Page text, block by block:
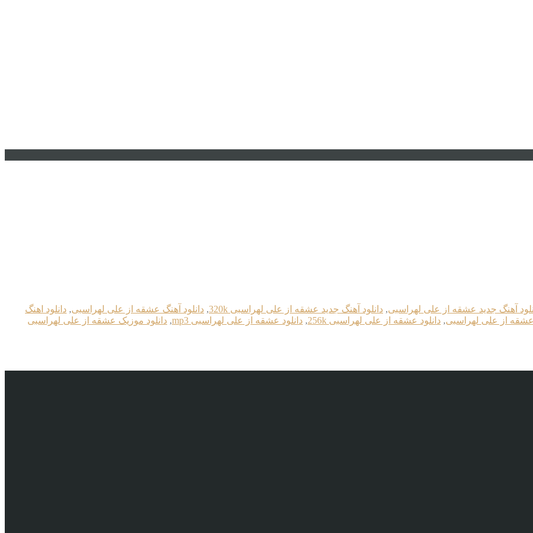
آهنگ جدید عشقه از علی لهراسبی, دانلود آهنگ جدید عشقه از علی لهراسبی 320k , دانلود آهنگ عشقه از علی لهراسبی, دانلود اهنگ
عشقه از علی لهراسبی, دانلود عشقه از علی لهراسبی 256k , دانلود عشقه از علی لهراسبی mp3 , دانلود موزیک عشقه از علی لهراسبی